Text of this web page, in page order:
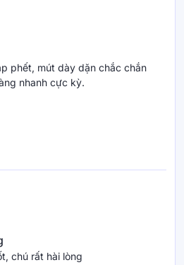
phết, mút dày dặn chắc chắn
nhanh cực kỳ.
chú rất hài lòng